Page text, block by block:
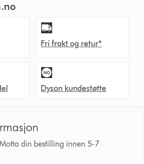
Fri frakt og retur*
Dyson kundestøtte
din bestilling innen 5-7